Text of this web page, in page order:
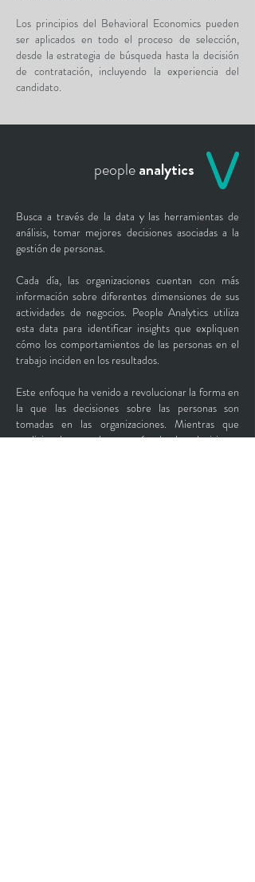
Los principios del Behavioral Economics pueden
ser aplicados en todo el proceso de selección,
desde la estrategia de búsqueda hasta la decisión
de contratación, incluyendo la experiencia del
candidato.
peopleanalytics
Busca a través de la data y las herramientas de
análisis, tomar mejores decisiones asociadas a la
gestión de personas.
Cada día, las organizaciones cuentan con más
información sobre diferentes dimensiones de sus
actividades de negocios. People Analytics utiliza
esta data para identificar insights que expliquen
cómo los comportamientos de las personas en el
trabajo inciden en los resultados.
Este enfoque ha venido a revolucionar la forma en
la que las decisiones sobre las personas son
tomadas en las organizaciones. Mientras que
tradicionalmente la mayoría de las decisiones